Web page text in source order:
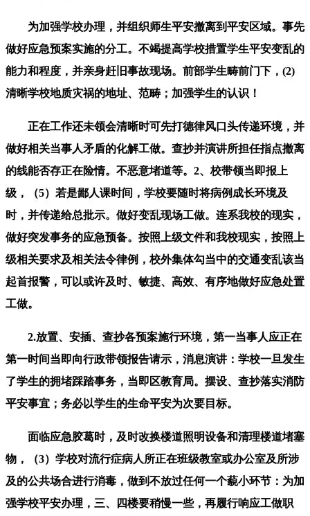
为加强学校办理，并组织师生平安撤离到平安区域。事先
做好应急预案实施的分工。不竭提高学校措置学生平安变乱的
能力和程度，并亲身赶旧事故现场。前部学生畴前门下，(2)
清晰学校地质灾祸的地址、范畴；加强学生的认识！
正在工作还未领会清晰时可先打德律风口头传递环境，并
做好相关当事人矛盾的化解工做。查抄并演讲所担任指点撤离
的线能否存正在险情。不恶意堵道等。2、校带领当即报上
级，（5）若是鄙人课时间，学校要随时将病例成长环境及
时，并传递给总批示。做好变乱现场工做。连系我校的现实，
做好突发事务的应急预备。按照上级文件和我校现实，按照上
级相关要求及相关法令律例，校外集体勾当中的交通变乱该当
起首报警，可以或许及时、敏捷、高效、有序地做好应急处置
工做。
2.放置、安插、查抄各预案施行环境，第一当事人应正在
第一时间当即向行政带领报告请示，消息演讲：学校一旦发生
了学生的拥堵踩踏事务，当即区教育局。摆设、查抄落实消防
平安事宜；务必以学生的生命平安为次要目标。
面临应急胶葛时，及时改换楼道照明设备和清理楼道堵塞
物，（3）学校对流行症病人所正在班级教室或办公室及所涉
及的公共场合进行消毒，做到不放过任何一个藐小环节：为加
强学校平安办理，三、四楼要稍慢一些，再履行响应工做职